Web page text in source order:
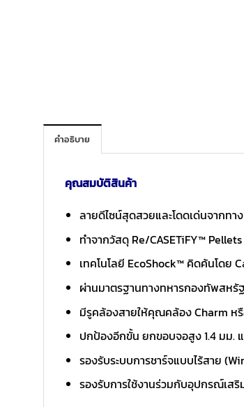
คำอธิบาย
คุณสมบัติสินค้า
ลายดีไซน์สุดสวยและโดดเด่นจากทา
ทำจากวัสดุ Re/CASETiFY™
เทคโนโลยี EcoShock™ คิดค้นโดย
ผ่านมาตรฐานทางทหารกองทัพสหรั
มีรูคล้องสายให้คุณคล้อง Charm ห
ปกป้องอีกขั้น ยกขอบจอสูง 1.4 มม.
รองรับระบบการชาร์จแบบไร้สาย
รองรับการใช้งานร่วมกับอุปกรณ์เส